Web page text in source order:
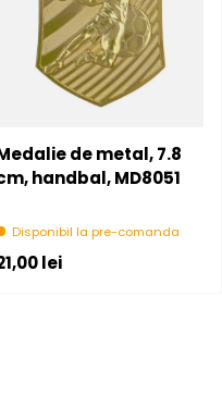
de metal, 7.8
handbal, MD8051
Disponibil la pre-comanda
initial
lei